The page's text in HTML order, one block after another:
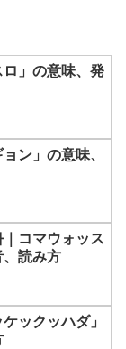
」の意味、発
ン」の意味、
コマウォッス
、読み方
ックッハダ」